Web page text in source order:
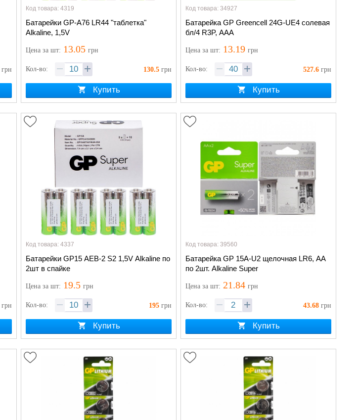
грн
Код товара: 4319
Батарейки GP-А76 LR44 "таблетка"
Alkaline, 1,5V
Ценаза шт: 13.05 грн
Кол-во: 130.5 грн
Купить
Код товара: 34927
Батарейка GP Greencell 24G-UE4 солевая
бл/4 R3P, AAA
Ценаза шт: 13.19 грн
Кол-во: 527.6 грн
Купить
грн
Код товара: 4337
Батарейки GP15 АЕВ-2 S2 1,5V Alkaline по
2шт в спайке
Ценаза шт: 19.5 грн
Кол-во: 195 грн
Купить
Код товара: 39560
Батарейка GP 15A-U2 щелочная LR6, AA
по 2шт. Alkaline Super
Ценаза шт: 21.84 грн
Кол-во: 43.68 грн
Купить